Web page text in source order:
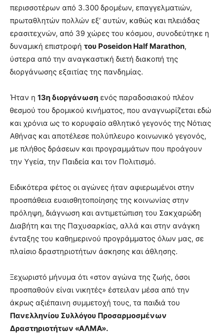
περισσοτέρων από 3.300 δρομέων, επαγγελματιών,
πρωταθλητών πολλών εξ’ αυτών, καθώς και πλειάδας
ερασιτεχνών, από 39 χώρες του κόσμου, συνοδεύτηκε η
δυναμική επιστροφή του Poseidon Half Marathon,
ύστερα από την αναγκαστική διετή διακοπή της
διοργάνωσης εξαιτίας της πανδημίας.
Ήταν η 13η διοργάνωση ενός παραδοσιακού πλέον
θεσμού του δρομικού κινήματος, που αναγνωρίζεται εδώ
και χρόνια ως το κορυφαίο αθλητικό γεγονός της Νότιας
Αθήνας και αποτέλεσε πολύπλευρο κοινωνικό γεγονός,
με πλήθος δράσεων και προγραμμάτων που προάγουν
την Υγεία, την Παιδεία και τον Πολιτισμό.
Ειδικότερα φέτος οι αγώνες ήταν αφιερωμένοι στην
προσπάθεια ευαισθητοποίησης της κοινωνίας στην
πρόληψη, διάγνωση και αντιμετώπιση του Σακχαρώδη
Διαβήτη και της Παχυσαρκίας, αλλά και στην ανάγκη
ένταξης του καθημερινού προγράμματος όλων μας, σε
πλαίσιο δραστηριοτήτων άσκησης και άθλησης.
Ξεχωριστό μήνυμα ότι «στον αγώνα της ζωής, όσοι
προσπαθούν είναι νικητές» έστειλαν μέσα από την
άκρως αξιέπαινη συμμετοχή τους, τα παιδιά του
Πανελληνίου Συλλόγου Προσαρμοσμένων
Δραστηριοτήτων «ΑΛΜΑ».